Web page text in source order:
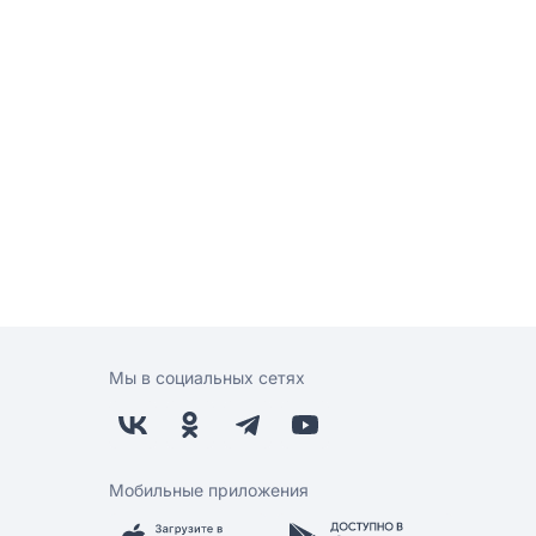
Мы в социальных сетях
Мобильные приложения